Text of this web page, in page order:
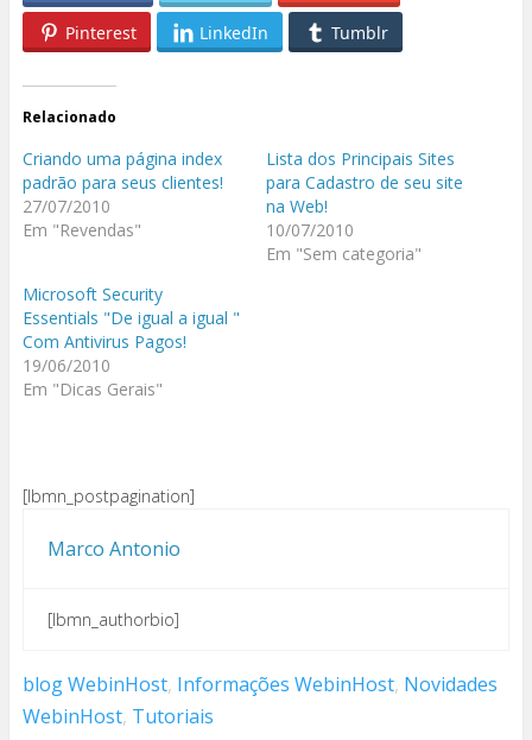
Pinterest
LinkedIn Tumblr
Relacionado
Criando uma página index
padrão para seus clientes!
27/07/2010
Em "Revendas"
Lista dos Principais Sites
para Cadastro de seu site
na Web!
10/07/2010
Em "Sem categoria"
Microsoft Security
Essentials "De igual a igual "
Com Antivirus Pagos!
19/06/2010
Em "Dicas Gerais"
[lbmn_postpagination]
Marco Antonio
[lbmn_authorbio]
blog WebinHost, Informações WebinHost, Novidades
WebinHost, Tutoriais